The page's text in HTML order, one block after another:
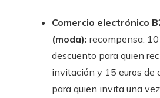
Comercio electrónico
(moda): recompensa:
descuento para quien
invitación y 15 euros de
para quien invita una